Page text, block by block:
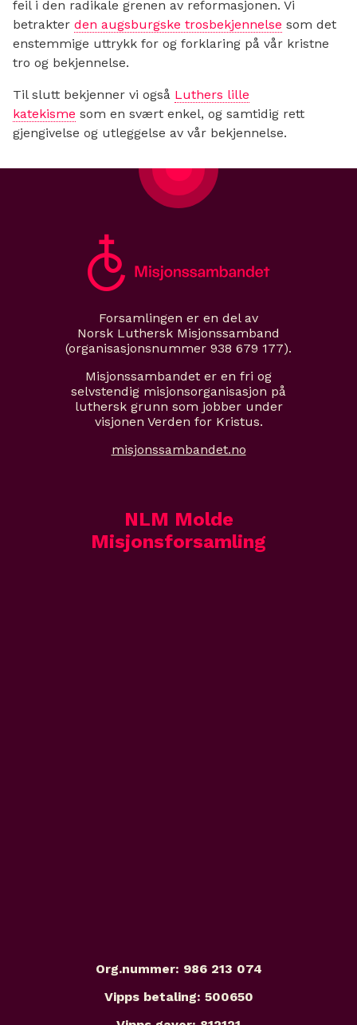
feil i den radikale grenen av reformasjonen. Vi
betrakter den augsburgske trosbekjennelse som det
enstemmige uttrykk for og forklaring på vår kristne
tro og bekjennelse.
Til slutt bekjenner vi også Luthers lille
katekisme som en svært enkel, og samtidig rett
gjengivelse og utleggelse av vår bekjennelse.
Forsamlingen er en del av
Norsk Luthersk Misjonssamband
(organisasjonsnummer 938 679 177).
Misjonssambandet er en fri og
selvstendig misjonsorganisasjon på
luthersk grunn som jobber under
visjonen Verden for Kristus.
misjonssambandet.no
NLM Molde
Misjonsforsamling
Org.nummer: 986 213 074
Vipps betaling: 500650